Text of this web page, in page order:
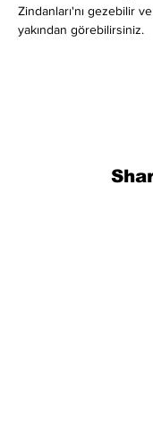
Zindanları'nı gezebilir
yakından görebilirsiniz.